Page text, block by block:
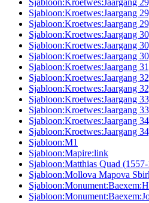
Sjabloon:Kroetwes:Jaargang
Sjabloon:Kroetwes:Jaargang
Sjabloon:Kroetwes:Jaargang
Sjabloon:Kroetwes:Jaargang
Sjabloon:Kroetwes:Jaargang
Sjabloon:Kroetwes:Jaargang
Sjabloon:Kroetwes:Jaargang
Sjabloon:Kroetwes:Jaargang
Sjabloon:Kroetwes:Jaargang
Sjabloon:Kroetwes:Jaargang
Sjabloon:Kroetwes:Jaargang
Sjabloon:Kroetwes:Jaargang
Sjabloon:Kroetwes:Jaargang
Sjabloon:M1
Sjabloon:Mapire:link
Sjabloon:Matthias Quad
Sjabloon:Mollova Mapova